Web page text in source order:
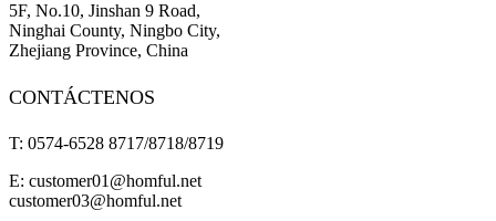
5F, No.10, Jinshan 9 Road,
Ninghai County, Ningbo City,
Zhejiang Province, China
CONTÁCTENOS
T: 0574-6528 8717/8718/8719
E: customer01@homful.net
customer03@homful.net